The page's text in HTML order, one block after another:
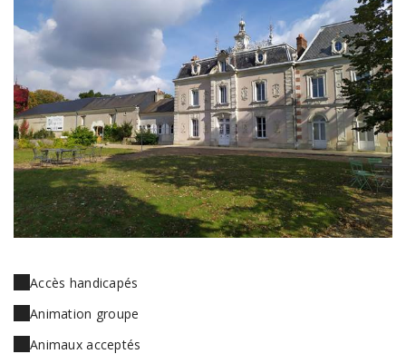
Accès handicapés
Animation groupe
Animaux acceptés